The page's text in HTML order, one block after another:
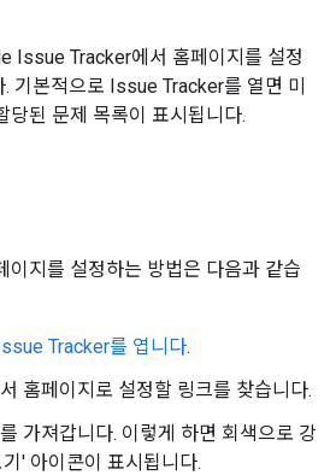
Issue Tracker에서 홈페이지를 설정
기본적으로 Issue Tracker를 열면 미
당된 문제 목록이 표시됩니다.
이지를 설정하는 방법은 다음과 같습
Tracker를 엽니다.
홈페이지로 설정할 링크를 찾습니다.
가져갑니다. 이렇게 하면 회색으로 강
' 아이콘이 표시됩니다.